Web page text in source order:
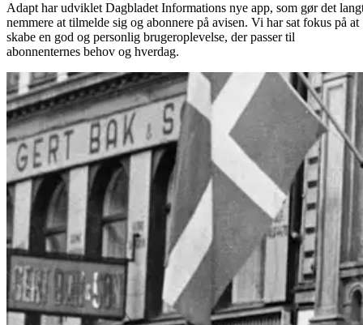
Adapt har udviklet Dagbladet Informations nye app, som gør det
nemmere at tilmelde sig og abonnere på avisen. Vi har sat fokus på at
skabe en god og personlig brugeroplevelse, der passer til
abonnenternes behov og hverdag.